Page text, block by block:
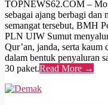
TOPNEWS62.COM –
sebagai ajang berbagi dan
semangat tersebut, BMH
PLN UIW Sumut
Qur’an, janda, serta
dalam bentuk penyaluran
30 paket.Read More →